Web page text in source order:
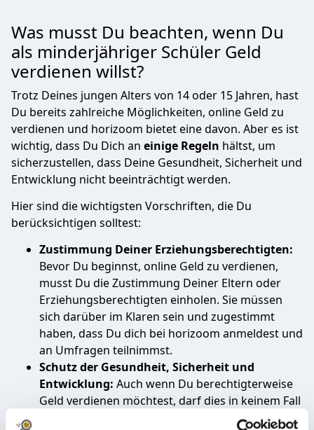
Was musst Du beachten, wenn Du
als minderjähriger Schüler Geld
verdienen willst?
Trotz Deines jungen Alters von 14 oder 15 Jahren, hast
Du bereits zahlreiche Möglichkeiten, online Geld zu
verdienen und horizoom bietet eine davon. Aber es ist
wichtig, dass Du Dich an einige Regeln hältst, um
sicherzustellen, dass Deine Gesundheit, Sicherheit und
Entwicklung nicht beeinträchtigt werden.
Hier sind die wichtigsten Vorschriften, die Du
berücksichtigen solltest:
Zustimmung Deiner Erziehungsberechtigten:
Bevor Du beginnst, online Geld zu verdienen,
musst Du die Zustimmung Deiner Eltern oder
Erziehungsberechtigten einholen. Sie müssen
sich darüber im Klaren sein und zugestimmt
haben, dass Du dich bei horizoom anmeldest und
an Umfragen teilnimmst.
Schutz der Gesundheit, Sicherheit und
Entwicklung: Auch wenn Du berechtigterweise
Geld verdienen möchtest, darf dies in keinem Fall
Deine körperliche oder geistige Gesundheit